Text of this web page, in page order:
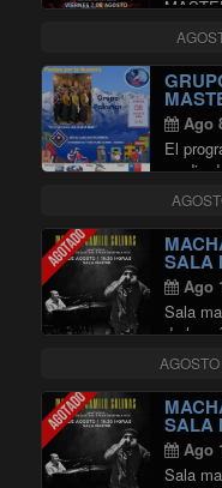
Baúl
Ago
El
medio
invita
SALA
Ago
Sala
de la
Austral
SALA
Ago
Sala